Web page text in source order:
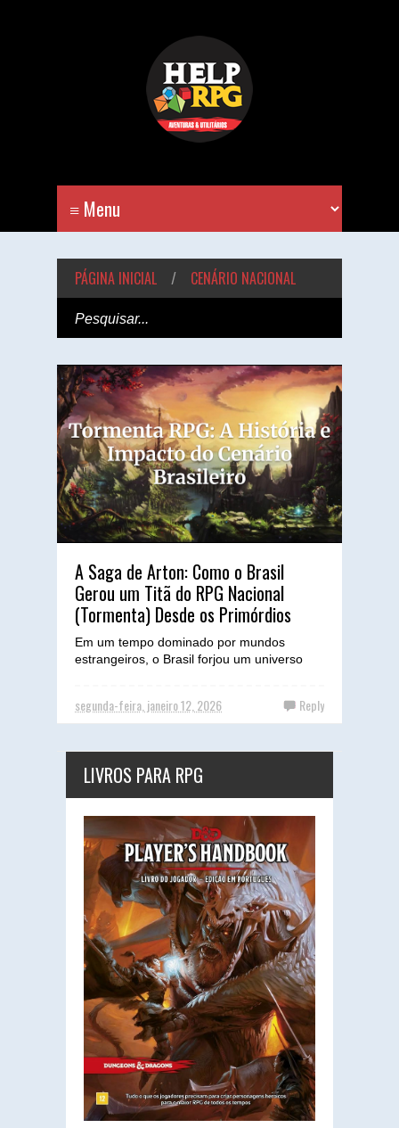
PÁGINA INICIAL / CENÁRIO NACIONAL
A Saga de Arton: Como o Brasil
Gerou um Titã do RPG Nacional
(Tormenta) Desde os Primórdios
Em um tempo dominado por mundos
estrangeiros, o Brasil forjou um universo
segunda-feira, janeiro 12, 2026 Reply
LIVROS PARA RPG